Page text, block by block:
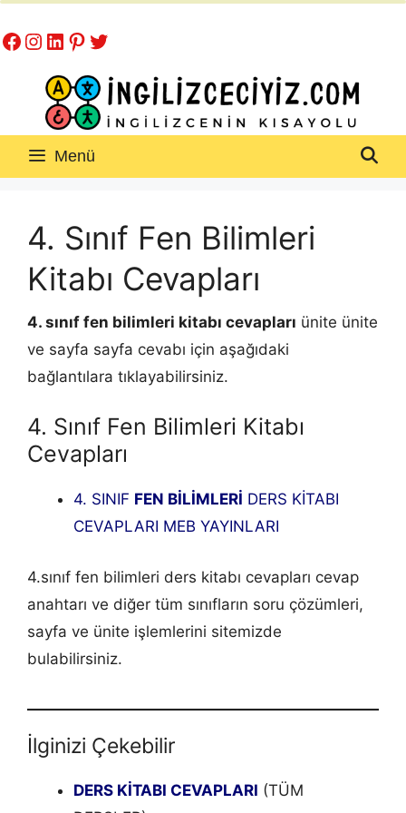
atla
Facebook
Instagram
LinkedIn
Pinterest
Twitter
Menü
4. Sınıf Fen Bilimleri
Kitabı Cevapları
4. sınıf fen bilimleri kitabı cevapları ünite ünite
ve sayfa sayfa cevabı için aşağıdaki
bağlantılara tıklayabilirsiniz.
4. Sınıf Fen Bilimleri Kitabı
Cevapları
4. SINIF FEN BİLİMLERİ DERS KİTABI
CEVAPLARI MEB YAYINLARI
4.sınıf fen bilimleri ders kitabı cevapları cevap
anahtarı ve diğer tüm sınıfların soru çözümleri,
sayfa ve ünite işlemlerini sitemizde
bulabilirsiniz.
İlginizi Çekebilir
DERS KİTABI CEVAPLARI (TÜM